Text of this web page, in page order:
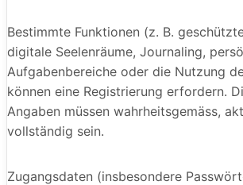
Bestimmte Funktionen (z. B.
digitale Seelenräume, Journaling,
Aufgabenbereiche oder die Nutzung
können eine Registrierung erfordern.
Angaben müssen wahrheitsgemäss,
vollständig sein.
Zugangsdaten (insbesondere